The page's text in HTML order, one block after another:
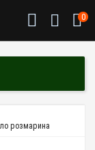
0
розмарина